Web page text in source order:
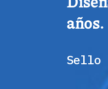
años.
Sello